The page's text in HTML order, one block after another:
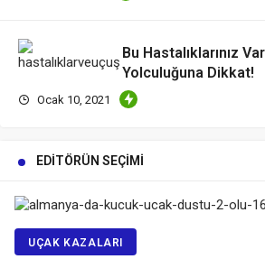
Bu Hastalıklarınız
Yolculuğuna Dikkat!
Ocak 10, 2021
EDITÖRÜN SEÇIMI
UÇAK KAZALARI